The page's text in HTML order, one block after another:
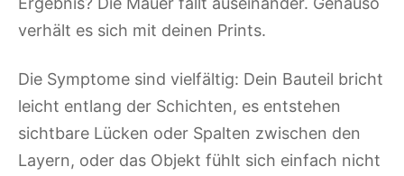
verhält es sich mit deinen Prints.
Die Symptome sind vielfältig: Dein Bauteil bricht
leicht entlang der Schichten, es entstehen
sichtbare Lücken oder Spalten zwischen den
Layern, oder das Objekt fühlt sich einfach nicht